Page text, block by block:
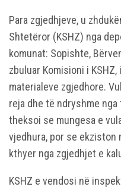
Para zgjedhjeve, u
Shtetëror (KSHZ) nga
komunat: Sopishte,
zbuluar Komisioni i
materialeve zgjedhore.
reja dhe të ndryshme nga
theksoi se mungesa e
vjedhura, por se ekziston
kthyer nga zgjedhjet e
KSHZ e vendosi në